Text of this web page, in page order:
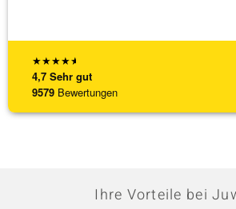
★★★★★
4,7 Sehr gut
9579 Bewertungen
Ihre Vorteile bei